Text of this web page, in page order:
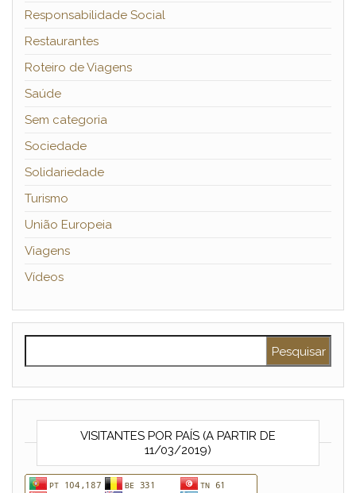
Responsabilidade Social
Restaurantes
Roteiro de Viagens
Saúde
Sem categoria
Sociedade
Solidariedade
Turismo
União Europeia
Viagens
Vídeos
VISITANTES POR PAÍS (A PARTIR DE
11/03/2019)